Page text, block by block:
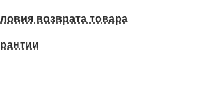
возврата товара